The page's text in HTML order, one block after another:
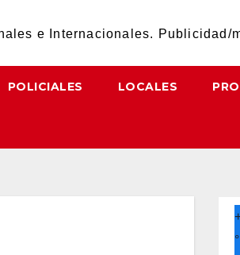
e Internacionales. Publicidad/
POLICIALES LOCALES
°